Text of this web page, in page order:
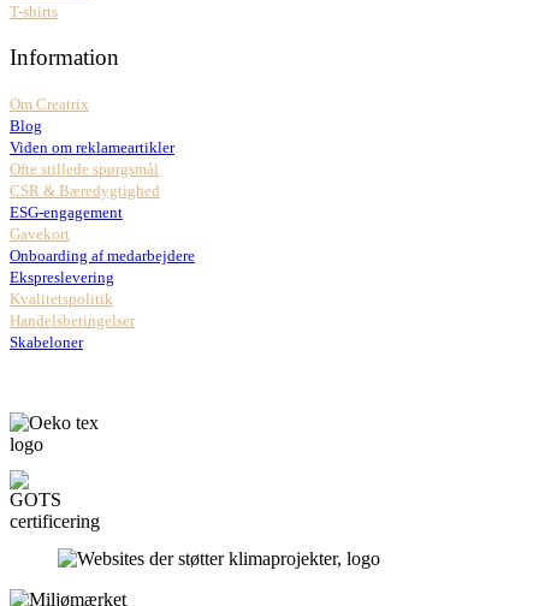
T-shirts
Information
Om Creatrix
Blog
Viden om reklameartikler
Ofte stillede spørgsmål
CSR & Bæredygtighed
ESG-engagement
Gavekort
Onboarding af medarbejdere
Ekspreslevering
Kvalitetspolitik
Handelsbetingelser
Skabeloner